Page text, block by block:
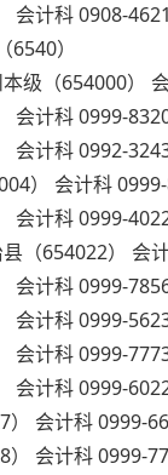
会计科 0908-
）
级（654000）
会计科 0999-
会计科 0992-
） 会计科
会计科 0999-
（654022） 会
会计科 0999-
会计科 0999-
会计科 0999-
会计科 0999-
） 会计科 0999-
） 会计科 0999-